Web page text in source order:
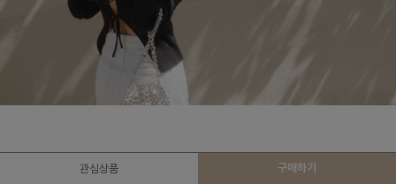
관심상품 구매하기